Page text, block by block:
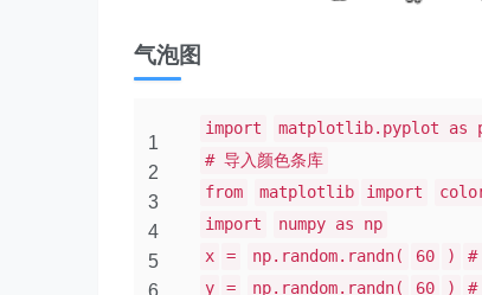
气泡图
1
2
3
4
5
6
import
matplotlib.pyplot as
# 导入颜色条库
from
matplotlib import
import
numpy as np
x
= np.random.randn( 60 )
#
y
= np.random.randn( 60 )
#